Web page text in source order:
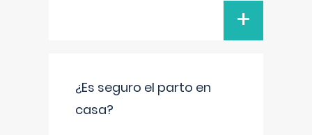
+
¿Es seguro el parto en
casa?